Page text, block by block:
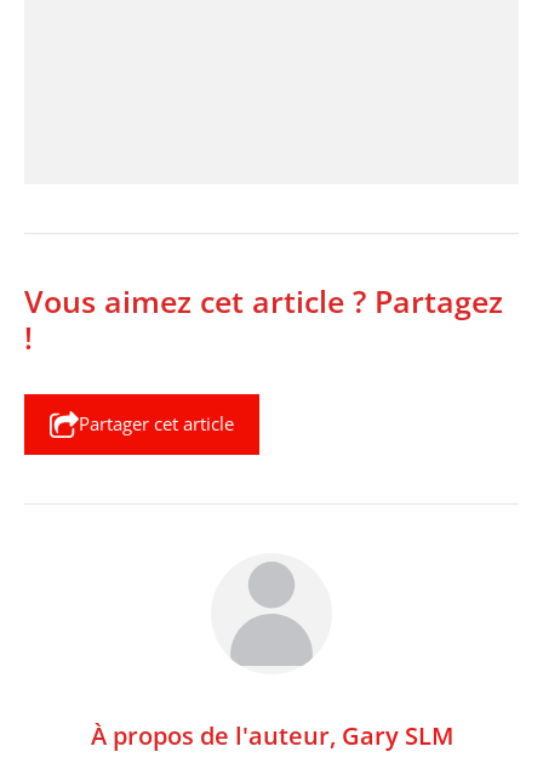
Vous aimez cet article ? Partagez
!
Partager cet article
À propos de l'auteur, Gary SLM